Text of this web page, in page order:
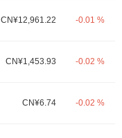
CN¥12,961.22 -0.01 %
CN¥1,453.93 -0.02 %
CN¥6.74 -0.02 %